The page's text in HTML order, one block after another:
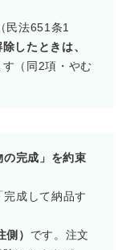
民法651条1
したときは、
（同2項・やむ
完成」を約束
成して納品す
） です。注文